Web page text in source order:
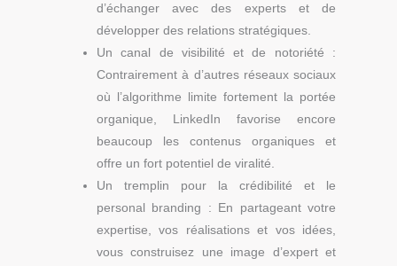
d’échanger avec des experts et de
développer des relations stratégiques.
Un canal de visibilité et de notoriété :
Contrairement à d’autres réseaux sociaux
où l’algorithme limite fortement la portée
organique, LinkedIn favorise encore
beaucoup les contenus organiques et
offre un fort potentiel de viralité.
Un tremplin pour la crédibilité et le
personal branding : En partageant votre
expertise, vos réalisations et vos idées,
vous construisez une image d’expert et